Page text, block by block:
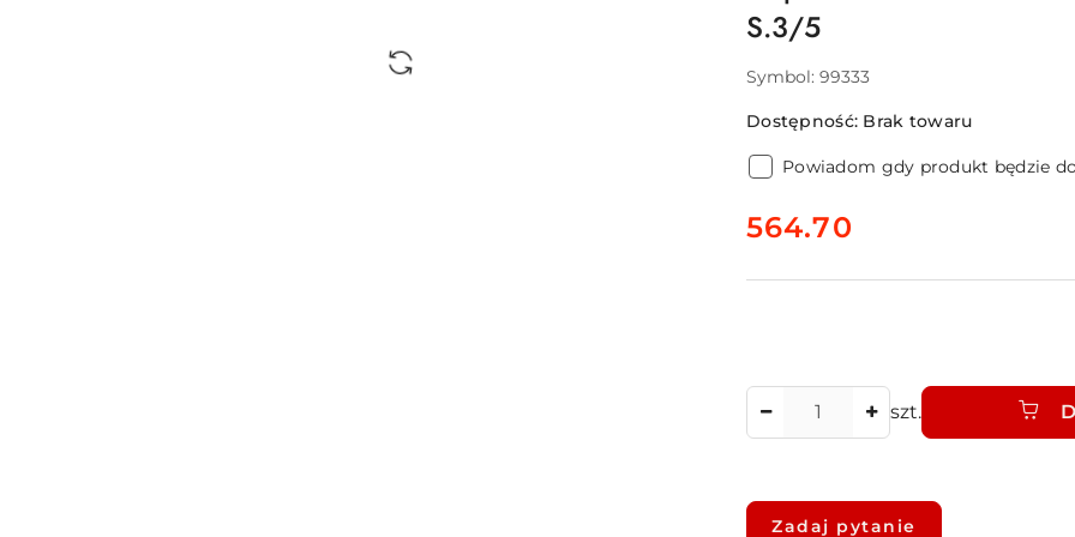
S.3/5
Symbol: 99333
Dostępność: Brak towaru
Powiadom gdy produkt będzie
cena:
564.70
szt.
Dostępność
Zadaj pytanie